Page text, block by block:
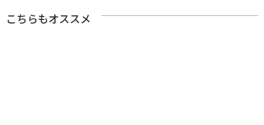
こちらもオススメ